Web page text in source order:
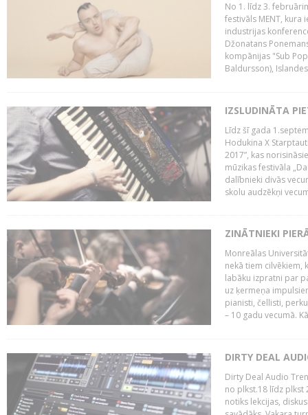
No 1. līdz 3.
festivāls MENT, kura
industrijas
Džonatans
kompānijas "Sub
Baldursson),
IZSLUDINĀTA
Līdz šī gada
Hodukina X
2017”, kas
mūzikas festivāla
dalībnieki divās
skolu audzēkņi
ZINĀTNIEKI
Monreālas
nekā tiem cilvēkiem,
labāku izpratni par
uz ķermeņa
pianisti, čellisti,
– 10 gadu vecumā.
DIRTY DEAL
Dirty Deal Audio
no plkst.18 līdz plkst
notiks lekcijas,